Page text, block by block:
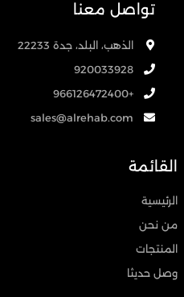
تواصل معنا
الذهب، البلد، جدة 22233
920033928
+966126472400
sales@alrehab.com
القائمة
الرئيسية
من نحن
المنتجات
وصل حديثا